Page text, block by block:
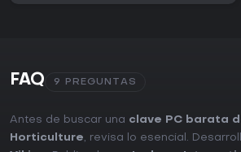
FAQ 9 PREGUNTAS
Antes de buscar una clave PC barata
Horticulture, revisa lo esencial.